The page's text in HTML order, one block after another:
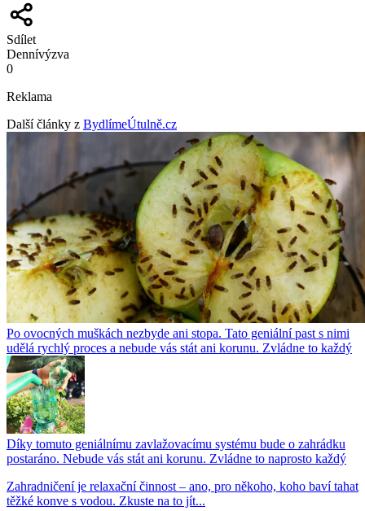
Sdílet
Dennívýzva
0
Reklama
Další články z BydlímeÚtulně.cz
Po ovocných muškách nezbyde ani stopa. Tato geniální past s nimi
udělá rychlý proces a nebude vás stát ani korunu. Zvládne to každý
Díky tomuto geniálnímu zavlažovacímu systému bude o zahrádku
postaráno. Nebude vás stát ani korunu. Zvládne to naprosto každý
Zahradničení je relaxační činnost – ano, pro někoho, koho baví tahat
těžké konve s vodou. Zkuste na to jít...